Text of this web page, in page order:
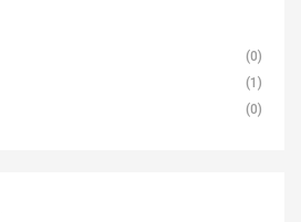
(0)
(1)
(0)